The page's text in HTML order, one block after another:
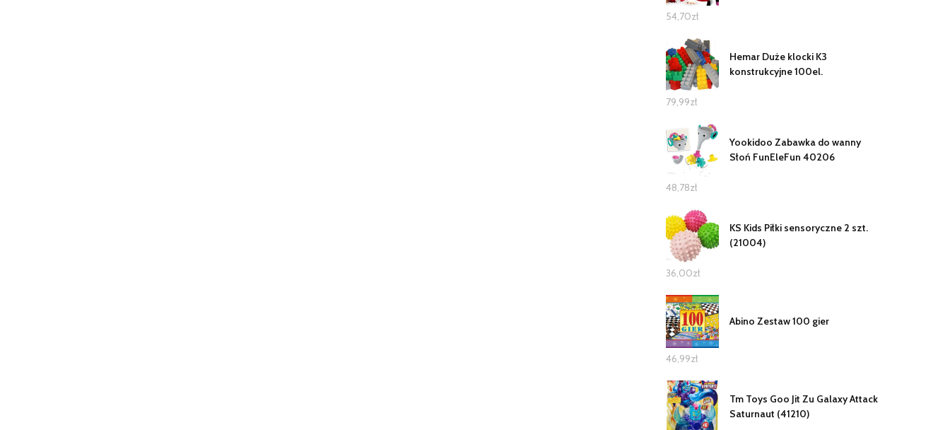
54,70zł
Hemar Duże klocki K3
konstrukcyjne 100el.
79,99zł
Yookidoo Zabawka do wanny
Słoń FunEleFun 40206
48,78zł
KS Kids Piłki sensoryczne 2 szt.
(21004)
36,00zł
Abino Zestaw 100 gier
46,99zł
Tm Toys Goo Jit Zu Galaxy Attack
Saturnaut (41210)